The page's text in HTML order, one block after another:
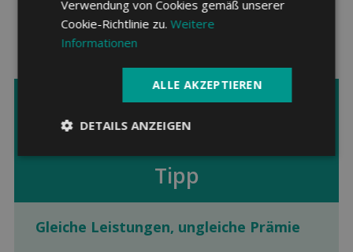
Tipp
Gleiche Leis­tungen, ungleiche Prämie
Verwendung von Cookies gemäß unserer
Cookie-Richtlinie zu.Weitere
Informationen
ALLE AKZEPTIEREN
DETAILS ANZEIGEN